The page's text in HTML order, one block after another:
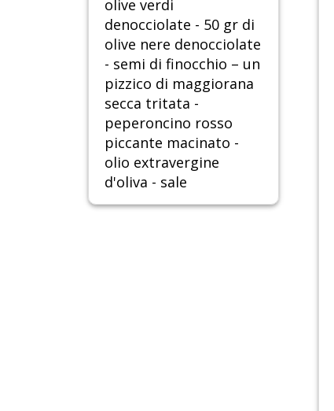
olive verdi
denocciolate - 50 gr di
olive nere denocciolate
- semi di finocchio – un
pizzico di maggiorana
secca tritata -
peperoncino rosso
piccante macinato -
olio extravergine
d'oliva - sale